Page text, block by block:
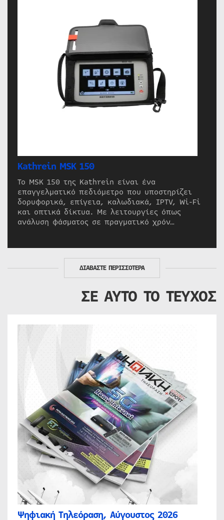
Kathrein MSK 150
Το MSK 150 της Kathrein είναι ένα
επαγγελματικό πεδιόμετρο που υποστηρίζει
δορυφορικά, επίγεια, καλωδιακά, IPTV, Wi-Fi
και οπτικά δίκτυα. Με λειτουργίες όπως
ανάλυση φάσματος σε πραγματικό χρόν…
ΔΙΑΒΑΣΤΕ ΠΕΡΙΣΣΟΤΕΡΑ
ΣΕ ΑΥΤΟ ΤΟ ΤΕΥΧΟΣ
Ψηφιακή Τηλεόραση, Αύγουστος 2026